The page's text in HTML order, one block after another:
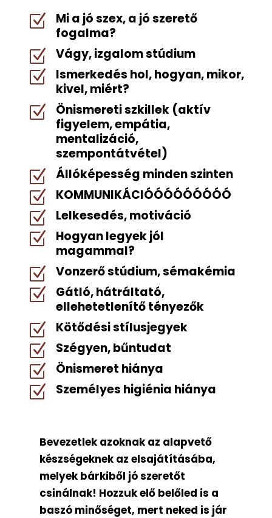
Z
Mi a jó szex, a jó szerető
fogalma?
Z Vágy, izgalom stúdium
Z
Ismerkedés hol, hogyan, mikor,
kivel, miért?
Z
Önismereti szkillek (aktív
figyelem, empátia,
mentalizáció,
szempontátvétel)
Z Állóképesség minden szinten
Z KOMMUNIKÁCIÓÓÓÓÓÓÓÓÓ
Z Lelkesedés, motiváció
Z
Hogyan legyek jól
magammal?
Z Vonzerő stúdium, sémakémia
Z
Gátló, hátráltató,
ellehetetlenítő tényezők
Z Kötődési stílusjegyek
Z Szégyen, bűntudat
Z Önismeret hiánya
Z Személyes higiénia hiánya
Bevezetlek azoknak az alapvető
készségeknek az elsajátításába,
melyek bárkiből jó szeretőt
csinálnak! Hozzuk elő belőled is a
baszó minőséget, mert neked is jár